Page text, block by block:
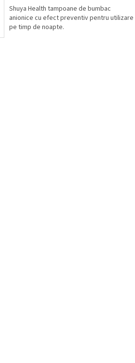
Shuya Health tampoane de bumbac
anionice cu efect preventiv pentru utilizare
pe timp de noapte.